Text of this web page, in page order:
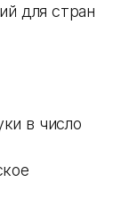
для стран
в число